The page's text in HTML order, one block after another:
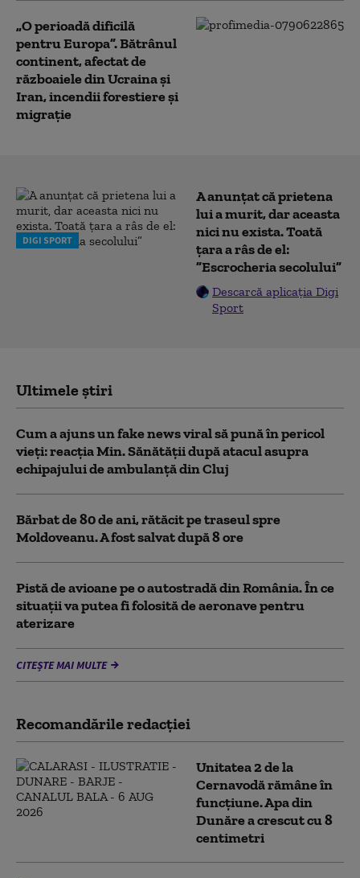
„O perioadă dificilă
pentru Europa”. Bătrânul
continent, afectat de
războaiele din Ucraina și
Iran, incendii forestiere și
migrație
DIGI SPORT
A anunțat că prietena
lui a murit, dar aceasta
nici nu exista. Toată
țara a râs de el:
”Escrocheria secolului”
Descarcă aplicația Digi
Sport
Ultimele știri
Cum a ajuns un fake news viral să pună în pericol
vieți: reacția Min. Sănătății după atacul asupra
echipajului de ambulanță din Cluj
Bărbat de 80 de ani, rătăcit pe traseul spre
Moldoveanu. A fost salvat după 8 ore
Pistă de avioane pe o autostradă din România. În ce
situații va putea fi folosită de aeronave pentru
aterizare
CITEȘTE MAI MULTE
Recomandările redacţiei
Unitatea 2 de la
Cernavodă rămâne în
funcțiune. Apa din
Dunăre a crescut cu 8
centimetri